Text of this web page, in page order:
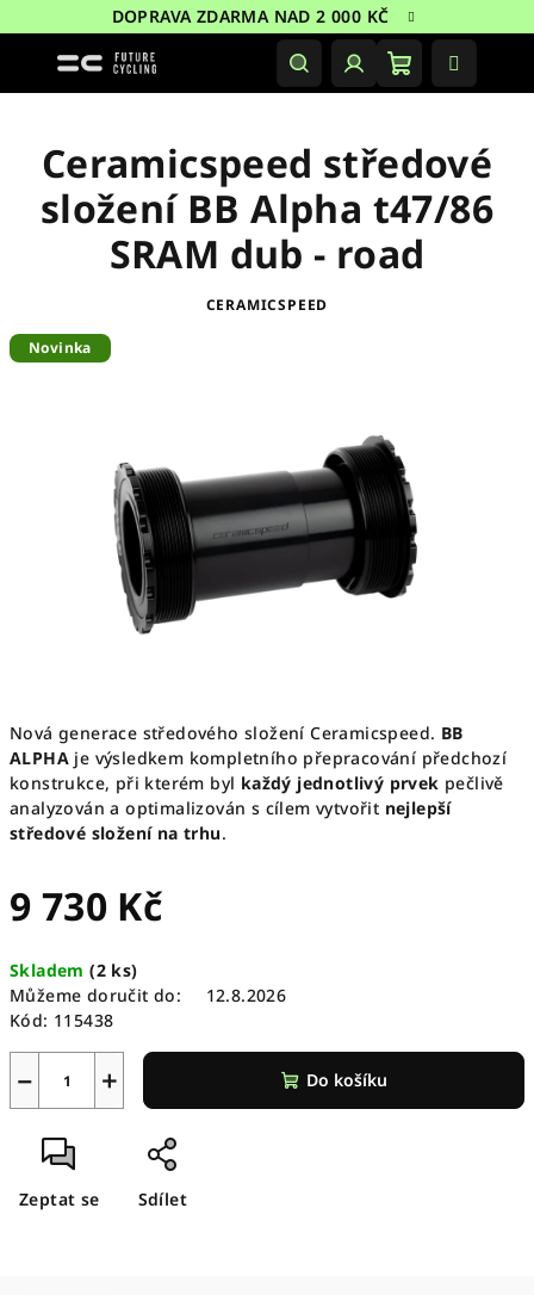
na
DOPRAVA ZDARMA NAD 2 000 KČ
HledatPřihlášeníNákupní
Nová generace středového složení Ceramicspeed. BB
ALPHA je výsledkem kompletního přepracování předchozí
konstrukce, při kterém byl každý jednotlivý prvek pečlivě
analyzován a optimalizován s cílem vytvořit nejlepší
středové složení na trhu.
9 730 Kč
cena:
Skladem(2 ks)
Můžeme doručit do:
12.8.2026
Kód: 115438
+
− Do košíku
Zeptat se Sdílet
Ceramicspeed středové
složení BB Alpha t47/86
SRAM dub - road
CERAMICSPEED
Novinka